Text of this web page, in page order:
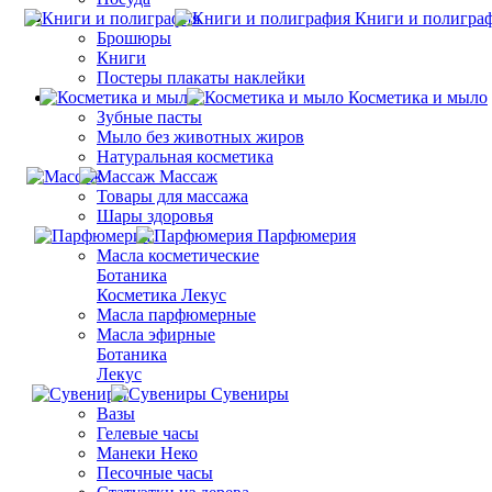
Книги и
Брошюры
Книги
Постеры плакаты наклейки
Косметика и мыло
Зубные пасты
Мыло без животных жиров
Натуральная косметика
Массаж
Товары для массажа
Шары здоровья
Парфюмерия
Масла косметические
Ботаника
Косметика Лекус
Масла парфюмерные
Масла эфирные
Ботаника
Лекус
Сувениры
Вазы
Гелевые часы
Манеки Неко
Песочные часы